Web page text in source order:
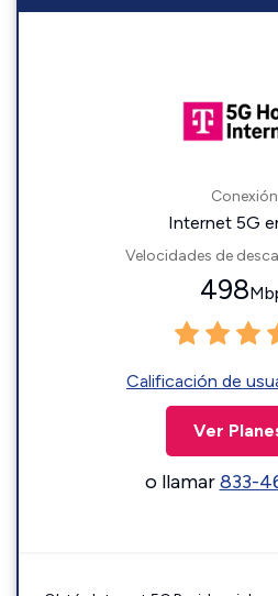
Internet 5G
Velocidades de
498
Calificación de
Ver
o llamar833-